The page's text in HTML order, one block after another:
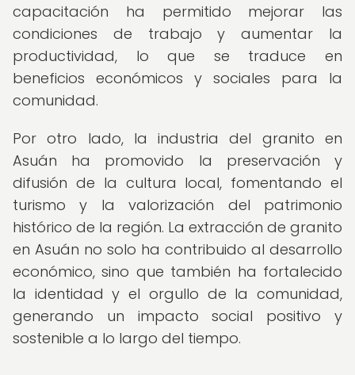
capacitación ha permitido mejorar las
condiciones de trabajo y aumentar la
productividad, lo que se traduce en
beneficios económicos y sociales para la
comunidad.
Por otro lado, la industria del granito en
Asuán ha promovido la preservación y
difusión de la cultura local, fomentando el
turismo y la valorización del patrimonio
histórico de la región. La extracción de granito
en Asuán no solo ha contribuido al desarrollo
económico, sino que también ha fortalecido
la identidad y el orgullo de la comunidad,
generando un impacto social positivo y
sostenible a lo largo del tiempo.